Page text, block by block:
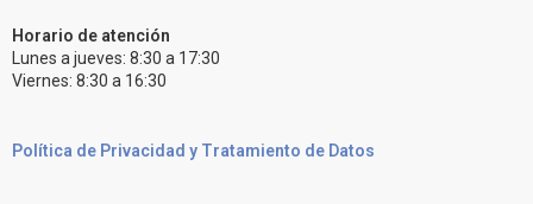
Horario de atención
Lunes a jueves: 8:30 a 17:30
Viernes: 8:30 a 16:30
Política de Privacidad y Tratamiento de Datos